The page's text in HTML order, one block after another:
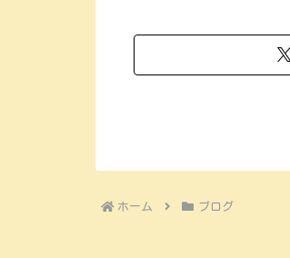
ホーム ブログ